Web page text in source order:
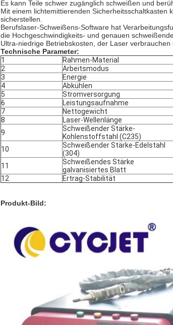
Es kann Teile schwer zugänglich schweißen und
Mit einem lichtemittierenden
sicherstellen.
Berufslaser-Schweißens-Software hat
die Hochgeschwindigkeits- und genauen
Ultra-niedrige Betriebskosten, der Laser
Technische Parameter:
1
Rahmen-Material
2
Arbeitsmodus
3
Energie
4
Abkühlen
5
Stromversorgung
6
Leistungsaufnahme
7
Nettogewicht
8
Laser-Wellenlänge
9
Schweißender Stärke-
Kohlenstoffstahl (C235)
10
Schweißender Stärke-Edelstahl
(304)
11
Schweißendes Stärke
galvanisiertes Blatt
12
Ertrag-Stabilität
Produkt-Bild: